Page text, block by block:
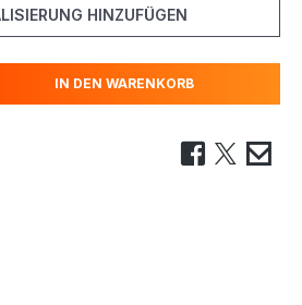
HINZUFÜGEN
IN DEN WARENKORB